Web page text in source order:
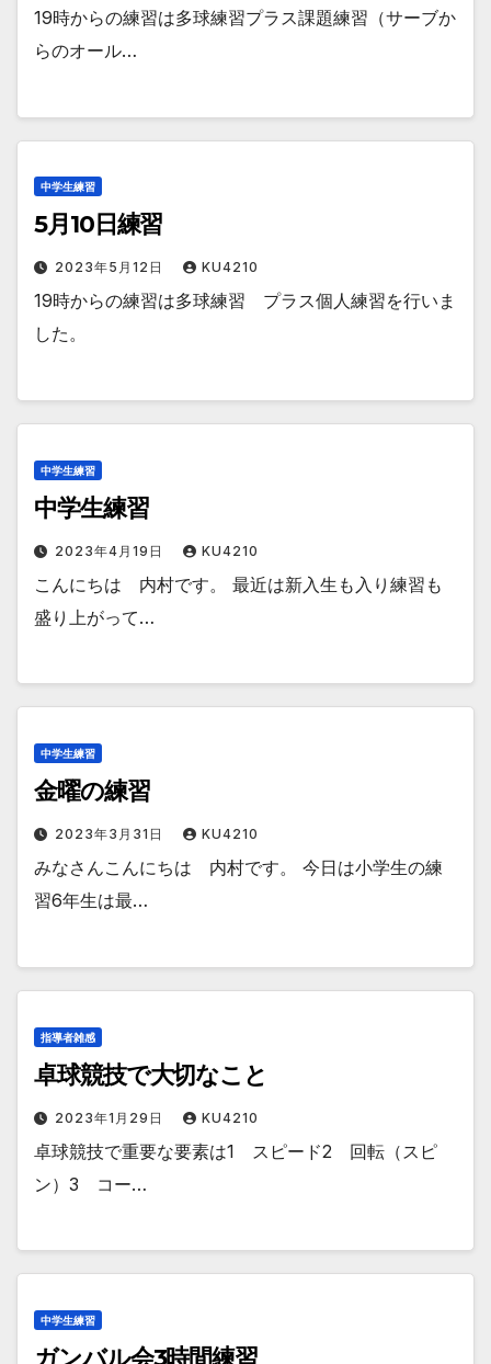
19時からの練習は多球練習プラス課題練習（サーブか
らのオール…
中学生練習
5月10日練習
2023年5月12日 KU4210
19時からの練習は多球練習 プラス個人練習を行いま
した。
中学生練習
中学生練習
2023年4月19日 KU4210
こんにちは 内村です。 最近は新入生も入り練習も
盛り上がって…
中学生練習
金曜の練習
2023年3月31日 KU4210
みなさんこんにちは 内村です。 今日は小学生の練
習6年生は最…
指導者雑感
卓球競技で大切なこと
2023年1月29日 KU4210
卓球競技で重要な要素は1 スピード2 回転（スピ
ン）3 コー…
中学生練習
ガンバル会3時間練習